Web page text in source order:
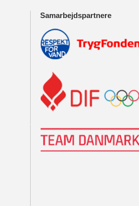
Samarbejdspartnere